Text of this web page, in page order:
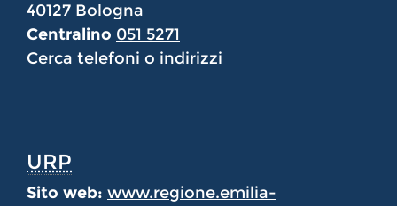
40127 Bologna
Centralino 051 5271
Cerca telefoni o indirizzi
URP
Sito web: www.regione.emilia-